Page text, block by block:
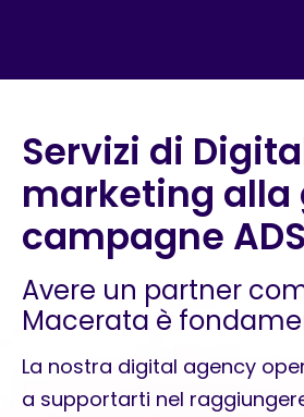
Servizi di
marketing alla
campagne
Avere un partner
Macerata è
La nostra digital agency
a supportarti nel